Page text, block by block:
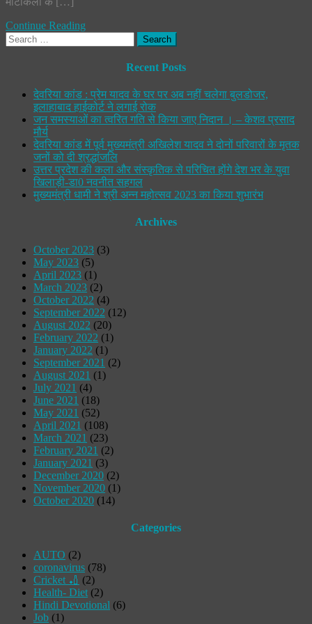
Continue Reading
Search
for:
Recent Posts
देवरिया कांड : प्रेम यादव के घर पर अब नहीं चलेगा बुलडोजर,
इलाहाबाद हाईकोर्ट ने लगाई रोक
जन समस्याओं का त्वरित गति से किया जाए निदान । – केशव प्रसाद
मौर्य
देवरिया कांड में पूर्व मुख्यमंत्री अखिलेश यादव ने दोनों परिवारों के मृतक
जनों को दी श्रद्धांजलि
उत्तर प्रदेश की कला और संस्कृतिक से परिचित होंगे देश भर के युवा
खिलाड़ी-डा0 नवनीत सहगल
मुख्यमंत्री धामी ने श्री अन्न महोत्सव 2023 का किया शुभारंभ
Archives
October 2023 (3)
May 2023 (5)
April 2023 (1)
March 2023 (2)
October 2022 (4)
September 2022 (12)
August 2022 (20)
February 2022 (1)
January 2022 (1)
September 2021 (2)
August 2021 (1)
July 2021 (4)
June 2021 (18)
May 2021 (52)
April 2021 (108)
March 2021 (23)
February 2021 (2)
January 2021 (3)
December 2020 (2)
November 2020 (1)
October 2020 (14)
Categories
AUTO (2)
coronavirus (78)
Cricket 🏏 (2)
Health- Diet (2)
Hindi Devotional (6)
Job (1)